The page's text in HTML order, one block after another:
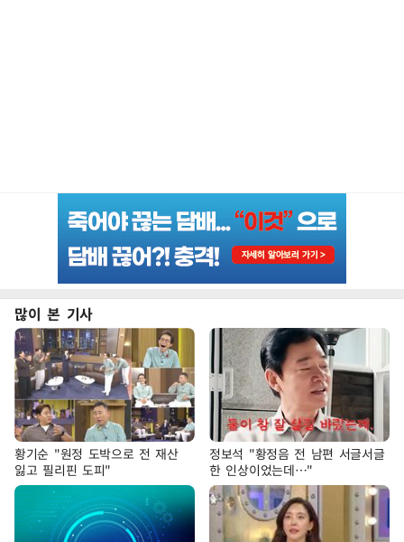
많이 본 기사
황기순 "원정 도박으로 전 재산
잃고 필리핀 도피"
정보석 "황정음 전 남편 서글서글
한 인상이었는데…"